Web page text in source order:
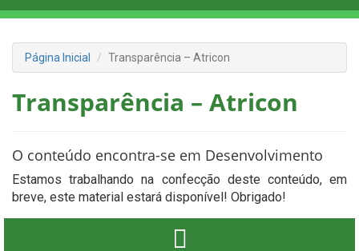
Página Inicial Transparência – Atricon
Transparência – Atricon
O conteúdo encontra-se em Desenvolvimento
Estamos trabalhando na confecção deste conteúdo, em
breve, este material estará disponível! Obrigado!